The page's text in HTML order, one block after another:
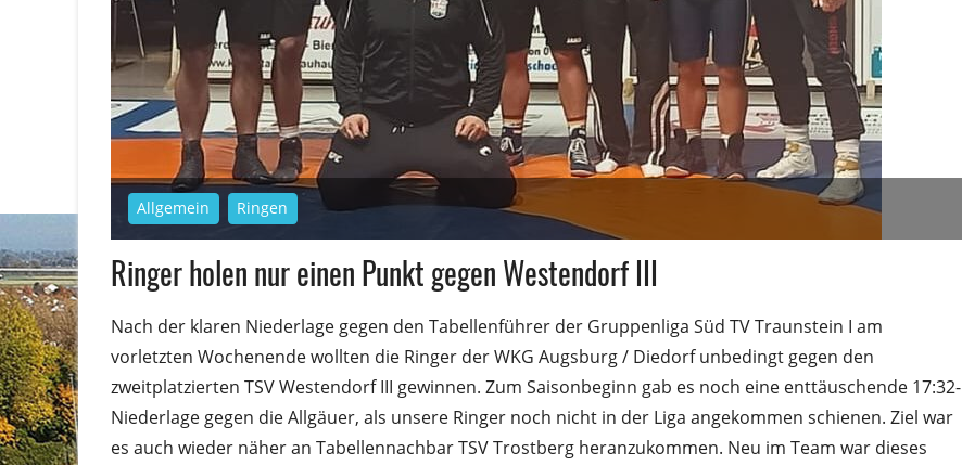
Allgemein Ringen
Ringer holen nur einen Punkt gegen Westendorf III
Nach der klaren Niederlage gegen den Tabellenführer der Gruppenliga Süd TV Traunstein I am
vorletzten Wochenende wollten die Ringer der WKG Augsburg / Diedorf unbedingt gegen den
zweitplatzierten TSV Westendorf III gewinnen. Zum Saisonbeginn gab es noch eine enttäuschende 17:32-
Niederlage gegen die Allgäuer, als unsere Ringer noch nicht in der Liga angekommen schienen. Ziel war
es auch wieder näher an Tabellennachbar TSV Trostberg heranzukommen. Neu im Team war dieses